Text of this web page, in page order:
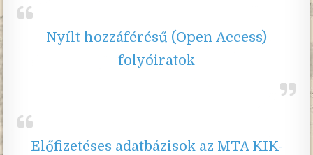
Nyílt hozzáférésű (Open Access)
folyóiratok
Előfizetéses adatbázisok az MTA KIK-